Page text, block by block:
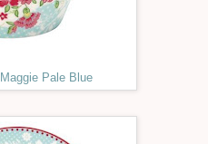
Pale Blue